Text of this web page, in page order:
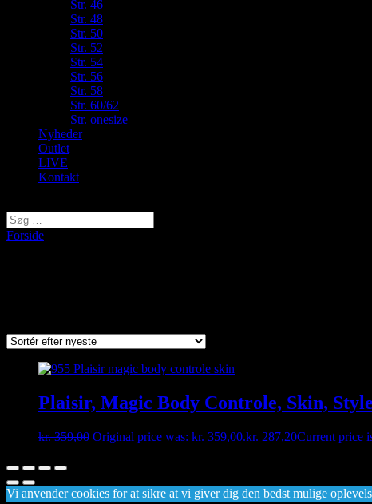
Str. 46
Str. 48
Str. 50
Str. 52
Str. 54
Str. 56
Str. 58
Str. 60/62
Str. onesize
Nyheder
Outlet
LIVE
Kontakt
Forside
Plaisir, Magic Body Controle, Skin,
kr.359,00 Original price was: kr. 359,00.kr. 287,20Current price
Vi anvender cookies for at sikre at vi giver dig den bedst mulige